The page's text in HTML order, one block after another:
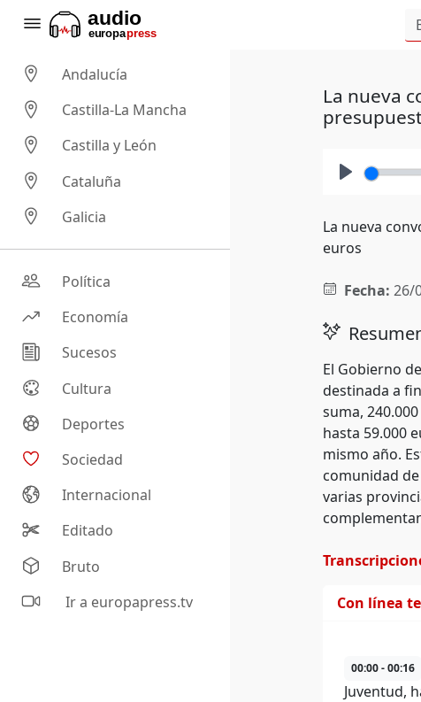
Andalucía
Castilla-La Mancha
Castilla y León
Cataluña
Galicia
Política
Economía
Sucesos
Cultura
Deportes
Sociedad
Internacional
Editado
Bruto
Ir a europapress.tv
La nueva
La nueva
euros
Fecha: 26/
El Gobierno
destinada a
suma,
hasta 59.000
mismo año.
comunidad
varias
Con línea
00:00 - 00:16
Juventud,